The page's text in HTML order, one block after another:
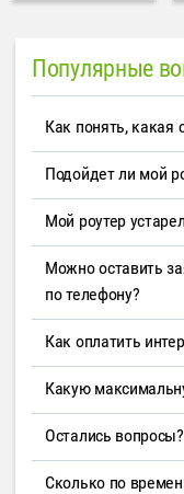
Популярные
Как понять, какая
Подойдет ли мой
Мой роутер
Можно оставить
по телефону?
Как оплатить
Какую
Остались вопросы?
Сколько по